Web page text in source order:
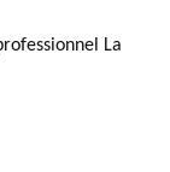
La